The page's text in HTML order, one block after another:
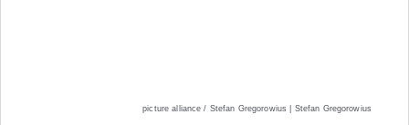
picture alliance / Stefan Gregorowius | Stefan Gregorowius